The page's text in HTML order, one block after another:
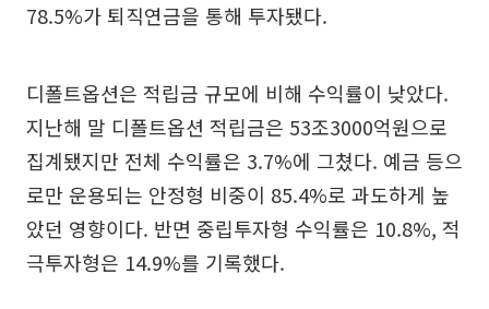
78.5%가 퇴직연금을 통해 투자됐다.
디폴트옵션은 적립금 규모에 비해 수익률이 낮았다.
지난해 말 디폴트옵션 적립금은 53조3000억원으로
집계됐지만 전체 수익률은 3.7%에 그쳤다. 예금 등으
로만 운용되는 안정형 비중이 85.4%로 과도하게 높
았던 영향이다. 반면 중립투자형 수익률은 10.8%, 적
극투자형은 14.9%를 기록했다.